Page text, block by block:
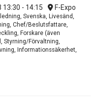
13:30 - 14:15 F-Expo
Svenska, Livesänd,
Chef/Beslutsfattare,
Forskare (även
Styrning/Förvaltning,
Informationssäkerhet,